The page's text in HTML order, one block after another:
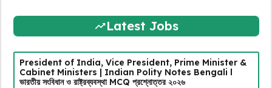
Latest Jobs
President of India, Vice President, Prime Minister &
Cabinet Ministers | Indian Polity Notes Bengali l
ভারতীয় সংবিধান ও রাষ্ট্রব্যবস্থা MCQ প্রশ্নোত্তর ২০২৬